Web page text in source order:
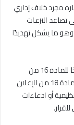
مجرد خلاف إداري
النزعات
وهو ما يشكل تهديدًا
أشار المرصد إلى أن هذا الحظر يمثل انتهاكًا واضحًا للمادة 16 من
الدستور الإسباني، التي تضمن حرية المعتقد، وللمادة 18 من الإعلان
أو ادعاءات